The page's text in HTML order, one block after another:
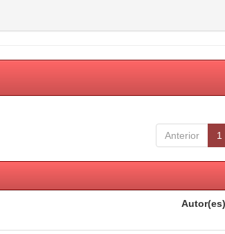
Anterior 1
Autor(es)